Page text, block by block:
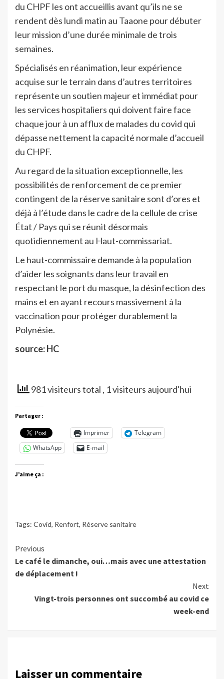
du CHPF les ont accueillis avant qu’ils ne se
rendent dès lundi matin au Taaone pour débuter
leur mission d’une durée minimale de trois
semaines.
Spécialisés en réanimation, leur expérience
acquise sur le terrain dans d’autres territoires
représente un soutien majeur et immédiat pour
les services hospitaliers qui doivent faire face
chaque jour à un afflux de malades du covid qui
dépasse nettement la capacité normale d’accueil
du CHPF.
Au regard de la situation exceptionnelle, les
possibilités de renforcement de ce premier
contingent de la réserve sanitaire sont d’ores et
déjà à l’étude dans le cadre de la cellule de crise
État / Pays qui se réunit désormais
quotidiennement au Haut-commissariat.
Le haut-commissaire demande à la population
d’aider les soignants dans leur travail en
respectant le port du masque, la désinfection des
mains et en ayant recours massivement à la
vaccination pour protéger durablement la
Polynésie.
source: HC
981 visiteurs total , 1 visiteurs aujourd'hui
Partager :
Imprimer
Telegram
WhatsApp
E-mail
J’aime ça :
Tags: Covid, Renfort, Réserve sanitaire
Continue
Reading
Previous
Le café le dimanche, oui…mais avec une attestation
de déplacement !
Next
Vingt-trois personnes ont succombé au covid ce
week-end
Laisser un commentaire